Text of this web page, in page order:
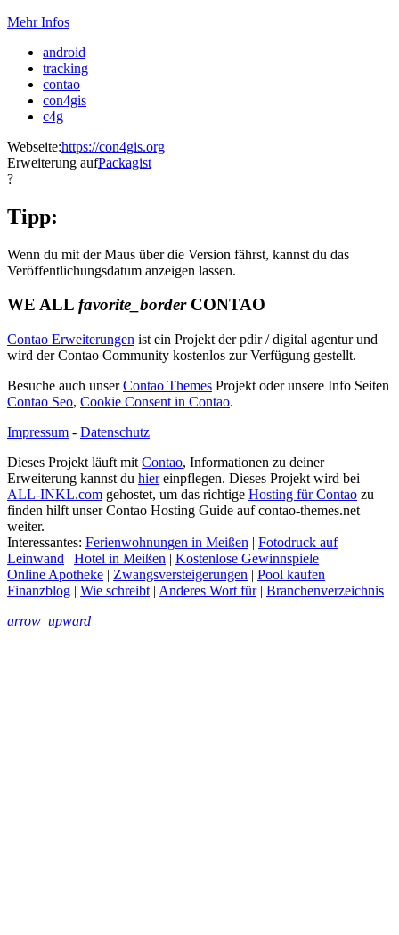
Mehr Infos
android
tracking
contao
con4gis
c4g
Webseite:https://con4gis.org
Erweiterung aufPackagist
?
Tipp:
Wenn du mit der Maus über die Version fährst, kannst du das
Veröffentlichungsdatum anzeigen lassen.
WE ALL favorite_borderCONTAO
Contao Erweiterungen ist ein Projekt der pdir / digital agentur und
wird der Contao Community kostenlos zur Verfügung gestellt.
Besuche auch unserContao Themes Projekt oder unsere Info Seiten
Contao Seo, Cookie Consent in Contao.
Impressum - Datenschutz
Dieses Projekt läuft mit Contao, Informationen zu deiner
Erweiterung kannst du hiereinpflegen. Dieses Projekt wird bei
ALL-INKL.com gehostet, um das richtige Hosting für Contao zu
finden hilft unser Contao Hosting Guide auf contao-themes.net
weiter.
Interessantes: Ferienwohnungen in Meißen | Fotodruck auf
Leinwand | Hotel in Meißen | Kostenlose Gewinnspiele
Online Apotheke | Zwangsversteigerungen | Pool kaufen |
Finanzblog | Wie schreibt | Anderes Wort für| Branchenverzeichnis
arrow_upward